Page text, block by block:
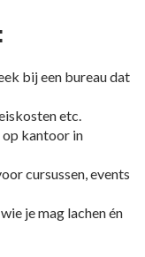
bij een bureau dat
etc.
kantoor in
cursussen, events
je mag lachen én